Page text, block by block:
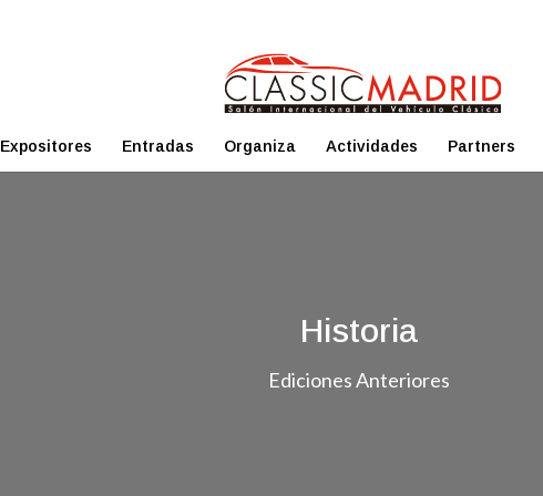
Expositores Entradas Organiza Actividades Partners
Historia
Ediciones Anteriores